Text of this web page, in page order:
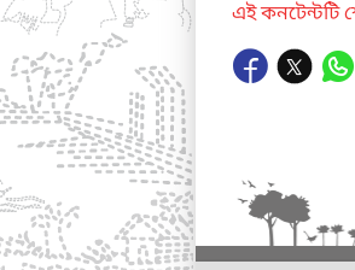
এই কনটেন্টটি